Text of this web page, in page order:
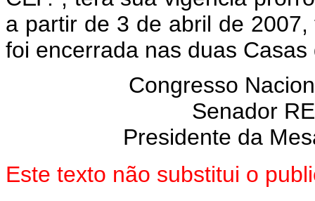
a partir de 3 de abril de
foi encerrada nas duas
Congresso
Senador
Presidente da
Este texto não substitui o